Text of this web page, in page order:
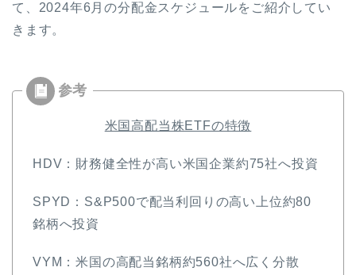
て、2024年6月の分配金スケジュールをご紹介してい
きます。
米国高配当株ETFの特徴
HDV：財務健全性が高い米国企業約75社へ投資
SPYD：S&P500で配当利回りの高い上位約80
銘柄へ投資
VYM：米国の高配当銘柄約560社へ広く分散